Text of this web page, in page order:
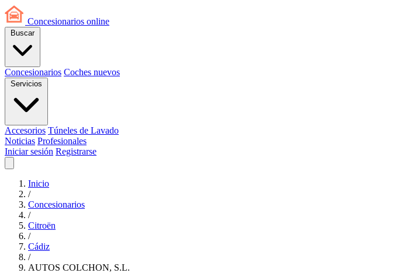
Concesionarios online
Buscar
Concesionarios Coches nuevos
Servicios
Accesorios Túneles de Lavado
Noticias Profesionales
Iniciar sesión Registrarse
Inicio
/
Concesionarios
/
Citroën
/
Cádiz
/
AUTOS COLCHON, S.L.